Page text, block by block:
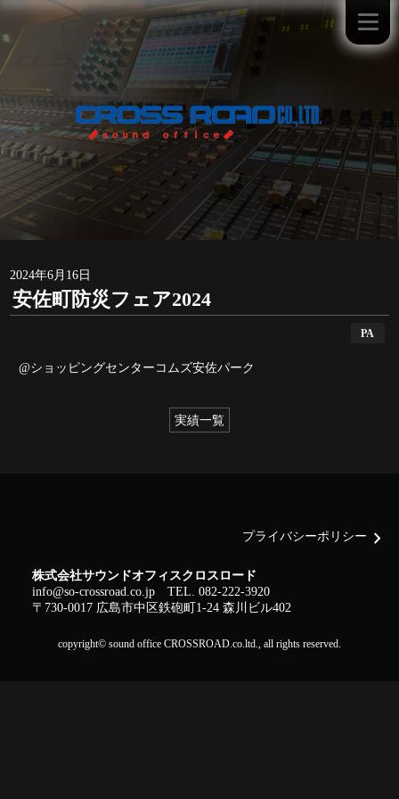
2024年6月16日
安佐町防災フェア2024
PA
@ショッピングセンターコムズ安佐パーク
実績一覧
プライバシーポリシー chevron_right
株式会社サウンドオフィスクロスロード
info@so-crossroad.co.jp
TEL. 082-222-3920
〒730-0017 広島市中区鉄砲町1-24 森川ビル402
copyright© sound office CROSSROAD.co.ltd., all rights reserved.